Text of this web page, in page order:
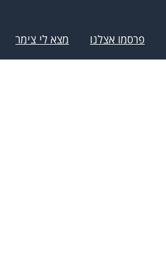
פרסמו אצלנו מצא לי צימר